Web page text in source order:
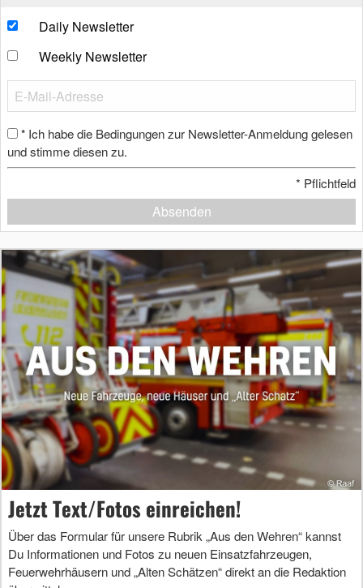
Daily Newsletter
Weekly Newsletter
* Ich habe die Bedingungen zur Newsletter-Anmeldung gelesen
und stimme diesen zu.
* Pflichtfeld
Absenden
Jetzt Text/Fotos einreichen!
Über das Formular für unsere Rubrik „Aus den Wehren“ kannst
Du Informationen und Fotos zu neuen Einsatzfahrzeugen,
Feuerwehrhäusern und „Alten Schätzen“ direkt an die Redaktion